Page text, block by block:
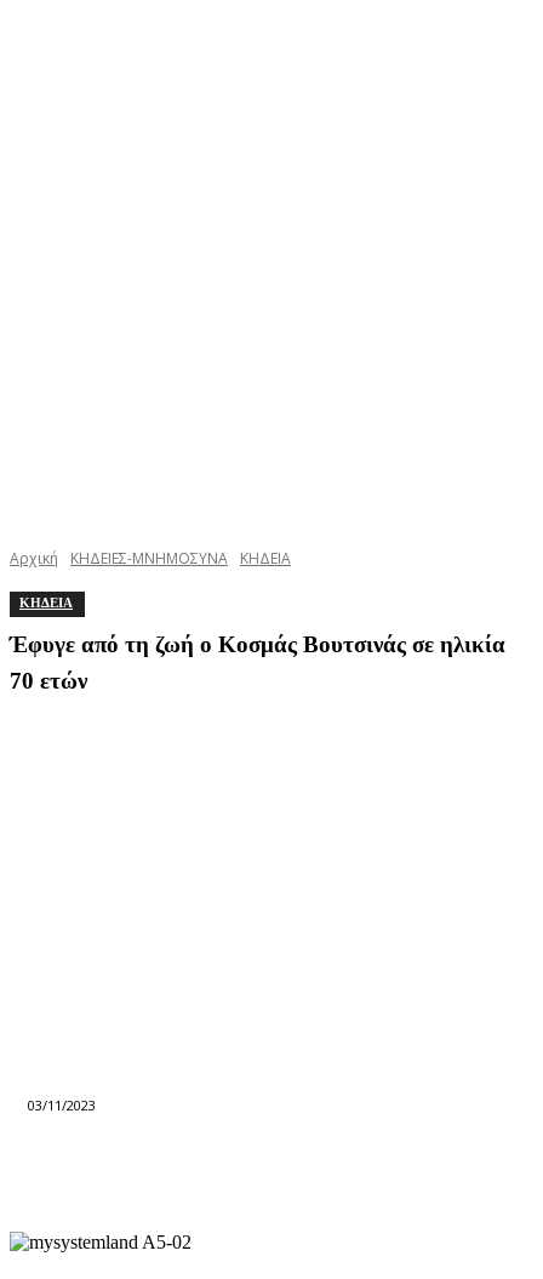
Αρχική ΚΗΔΕΙΕΣ-ΜΝΗΜΟΣΥΝΑ ΚΗΔΕΙΑ
ΚΗΔΕΙΑ
Έφυγε από τη ζωή ο Κοσμάς Βουτσινάς σε ηλικία
70 ετών
03/11/2023